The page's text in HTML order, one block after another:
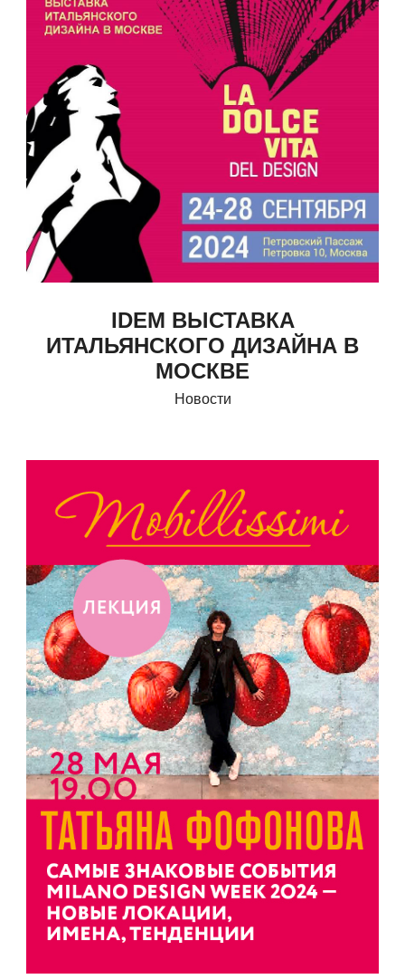
IDEM ВЫСТАВКА
ИТАЛЬЯНСКОГО ДИЗАЙНА В
МОСКВЕ
Новости